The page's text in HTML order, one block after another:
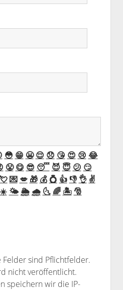
😳 😁 😬 😌 😞 😘 😍 😢 😂
😤 😋 😎 😴 😈 😇 😕 😏
💘 💌 💋 🎁 💰 💍 👍 👎 👌 ✌️
☀️ 🌤 🌦 🌧 🌜 🌈 🏝 🎅
sind Pflichtfelder.
nicht veröffentlicht.
speichern wir die IP-